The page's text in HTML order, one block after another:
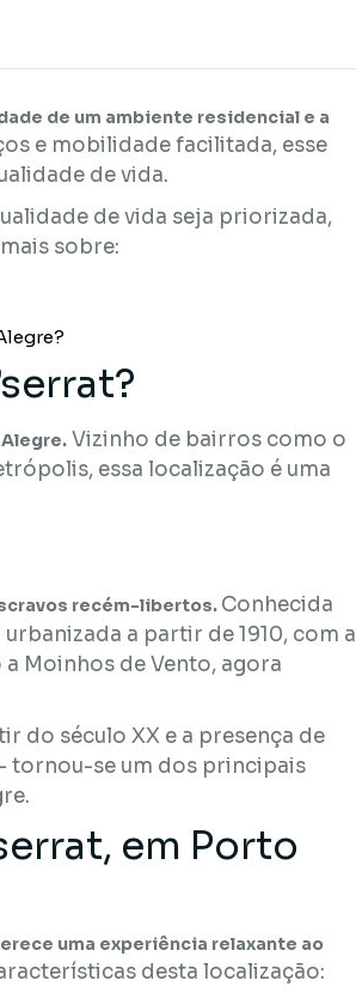
de um ambiente residencial e a
e mobilidade facilitada, esse
de vida.
de vida seja priorizada,
sobre:
Vizinho de bairros como o
essa localização é uma
recém-libertos. Conhecida
a partir de 1910, com a
Moinhos de Vento, agora
do século XX e a presença de
tornou-se um dos principais
em Porto
uma experiência relaxante ao
desta localização: